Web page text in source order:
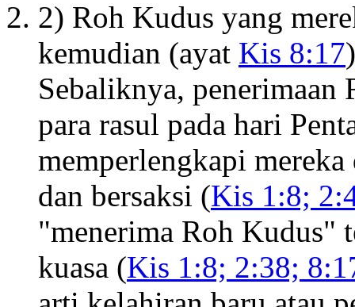
2) Roh Kudus yang
kemudian (ayat Kis 8:17
Sebaliknya,
para rasul pada hari
memperlengkapi
dan bersaksi (Kis 1:8;
"menerima Roh Kudus"
kuasa (Kis 1:8; 2:38;